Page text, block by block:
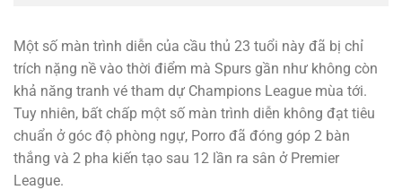
Một số màn trình diễn của cầu thủ 23 tuổi này đã bị chỉ
trích nặng nề vào thời điểm mà Spurs gần như không còn
khả năng tranh vé tham dự Champions League mùa tới.
Tuy nhiên, bất chấp một số màn trình diễn không đạt tiêu
chuẩn ở góc độ phòng ngự, Porro đã đóng góp 2 bàn
thắng và 2 pha kiến tạo sau 12 lần ra sân ở Premier
League.